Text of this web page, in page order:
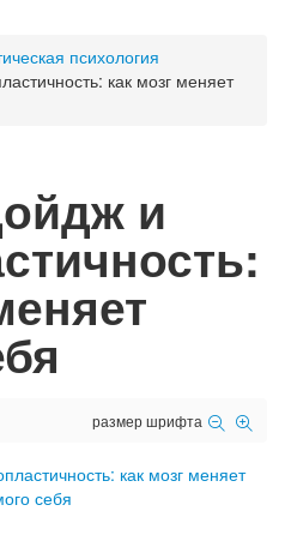
психология
как мозг меняет
и
размер шрифта